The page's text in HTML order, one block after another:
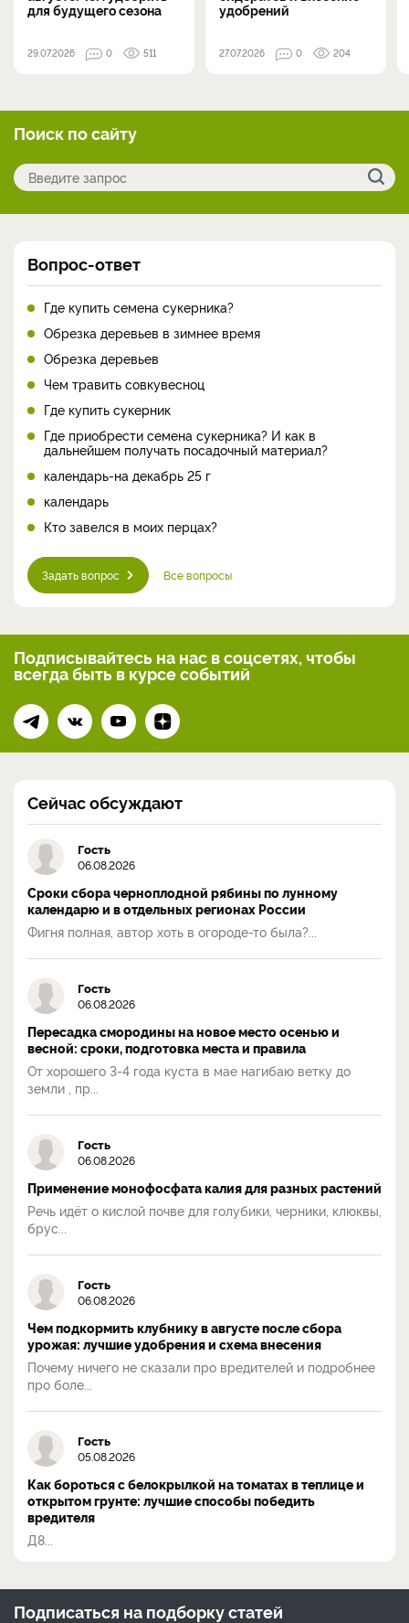
для будущего сезона
29.07.2026 0 511
удобрений
27.07.2026 0 204
Поиск по сайту
Вопрос-ответ
Где купить семена сукерника?
Обрезка деревьев в зимнее время
Обрезка деревьев
Чем травить совкувесноц
Где купить сукерник
Где приобрести семена сукерника? И как в
дальнейшем получать посадочный материал?
календарь-на декабрь 25 г
календарь
Кто завелся в моих перцах?
Задать вопрос Все вопросы
Подписывайтесь на нас в соцсетях, чтобы
всегдабыть в курсе событий
Сейчас обсуждают
Гость
06.08.2026
Сроки сбора черноплодной рябины по лунному
календарю и в отдельных регионах России
Фигня полная, автор хоть в огороде-то была?...
Гость
06.08.2026
Пересадка смородины на новое место осенью и
весной: сроки, подготовка места и правила
От хорошего 3-4 года куста в мае нагибаю ветку до
земли , пр...
Гость
06.08.2026
Применение монофосфата калия для разных растений
Речь идёт о кислой почве для голубики, черники, клюквы,
брус...
Гость
06.08.2026
Чем подкормить клубнику в августе после сбора
урожая: лучшие удобрения и схема внесения
Почему ничего не сказали про вредителей и подробнее
про боле...
Гость
05.08.2026
Как бороться с белокрылкой на томатах в теплице и
открытом грунте: лучшие способы победить
вредителя
Д8...
Подписаться на подборку статей